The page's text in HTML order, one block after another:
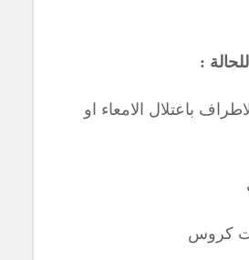
:
باعتلال الامعاء او
كروس